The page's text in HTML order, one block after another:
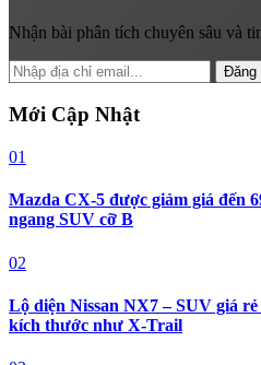
Nhận bài phân tích chuyên sâu và
Đăng
Mới Cập Nhật
01
Mazda CX-5 được giảm giá đến
ngang SUV cỡ B
02
Lộ diện Nissan NX7 – SUV giá
kích thước như X-Trail